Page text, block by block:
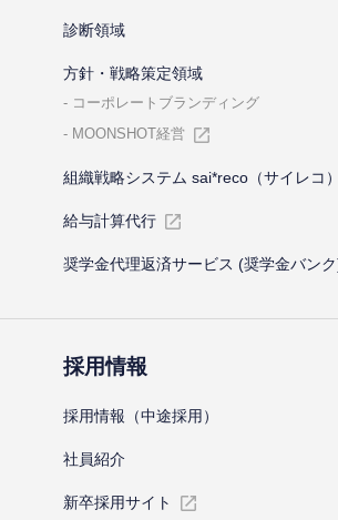
診断領域
⽅針・戦略策定領域
コーポレートブランディング
MOONSHOT経営
組織戦略システム sai*reco（サイレコ）
給与計算代⾏
奨学金代理返済サービス (奨学金バン
採⽤情報
採⽤情報（中途採⽤）
社員紹介
新卒採⽤サイト